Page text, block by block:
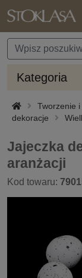
Kategoria
Tworzenie
dekoracje
Jajeczka
aranżacji
Kod towaru: